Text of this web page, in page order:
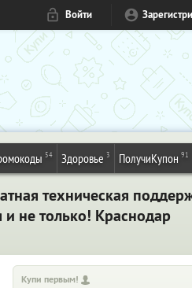
Войти
54 Здоровье 3 ПолучиКупон 91
техническая
и не только! Краснодар
Купи первым!